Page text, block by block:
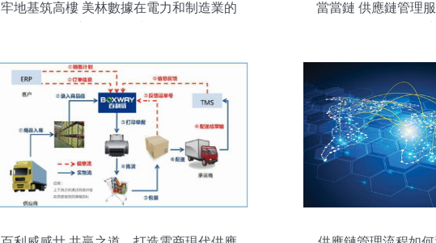
牢地基筑高樓 美林數據在電力和制造業的
當當鏈 供應鏈管理